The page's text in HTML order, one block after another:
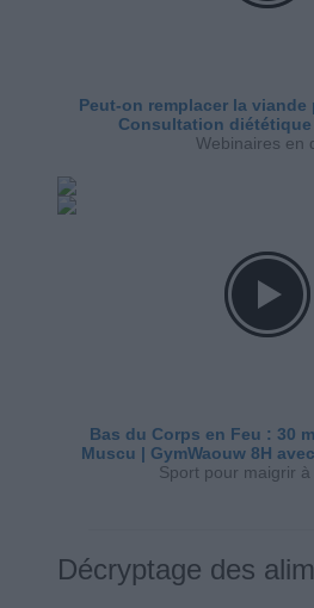
Peut-on remplacer la
Consultation diététique
Webinaires en
Bas du Corps en Feu : 30
Muscu | GymWaouw 8H
Sport pour maigrir
Décryptage des